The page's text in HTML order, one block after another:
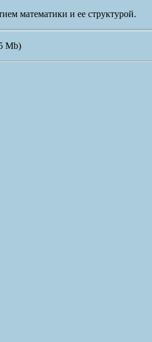
математики и ее структурой.
Mb)